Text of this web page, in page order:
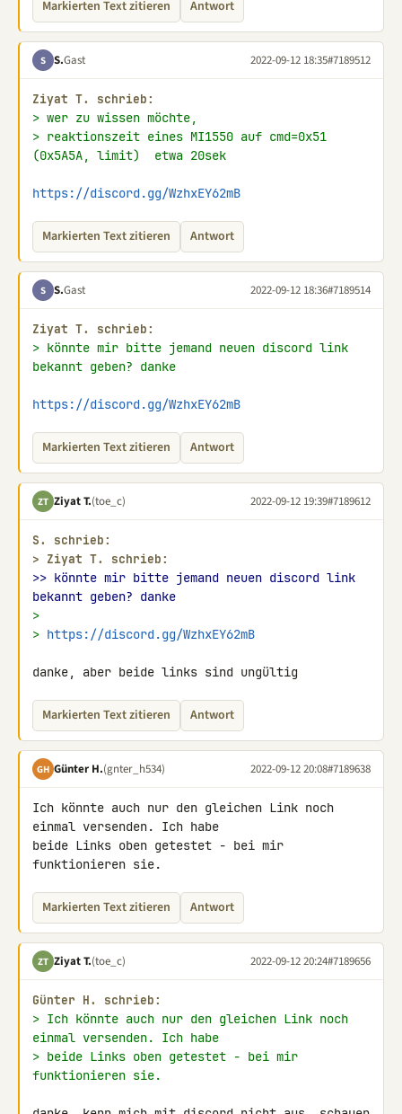
Markierten Text zitieren Antwort
S S.Gast 2022-09-12 18:35#7189512
Ziyat T. schrieb:
> wer zu wissen möchte,
> reaktionszeit eines MI1550 auf cmd=0x51
(0x5A5A, limit)  etwa 20sek
https://discord.gg/WzhxEY62mB
Markierten Text zitieren Antwort
S S.Gast 2022-09-12 18:36#7189514
Ziyat T. schrieb:
> könnte mir bitte jemand neuen discord link
bekannt geben? danke
https://discord.gg/WzhxEY62mB
Markierten Text zitieren Antwort
ZT Ziyat T.(toe_c) 2022-09-12 19:39#7189612
S. schrieb:
> Ziyat T. schrieb:
>> könnte mir bitte jemand neuen discord link
bekannt geben? danke
>
> https://discord.gg/WzhxEY62mB
danke, aber beide links sind ungültig
Markierten Text zitieren Antwort
GH Günter H.(gnter_h534) 2022-09-12 20:08#7189638
Ich könnte auch nur den gleichen Link noch
einmal versenden. Ich habe
beide Links oben getestet - bei mir
funktionieren sie.
Markierten Text zitieren Antwort
ZT Ziyat T.(toe_c) 2022-09-12 20:24#7189656
Günter H. schrieb:
> Ich könnte auch nur den gleichen Link noch
einmal versenden. Ich habe
> beide Links oben getestet - bei mir
funktionieren sie.